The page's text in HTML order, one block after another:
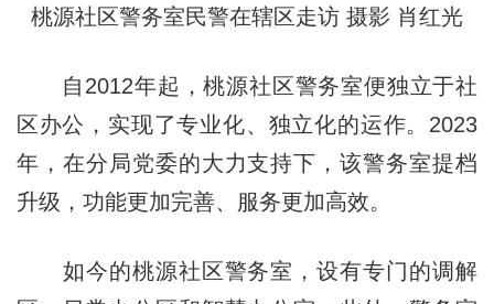
桃源社区警务室民警在辖区走访 摄影 肖红光
自2012年起，桃源社区警务室便独立于社
区办公，实现了专业化、独立化的运作。2023
年，在分局党委的大力支持下，该警务室提档
升级，功能更加完善、服务更加高效。
如今的桃源社区警务室，设有专门的调解